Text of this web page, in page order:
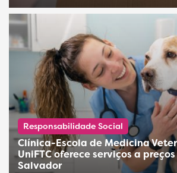
Responsabilidade Social
Clínica-Escola de Medicina
UniFTC oferece serviços a
Salvador